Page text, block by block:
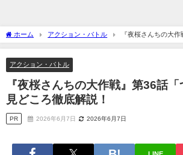
ホーム アクション・バトル
『夜桜さんちの大
美」見どころ徹底解説！
アクション・バトル
『夜桜さんちの大作戦』第36話「
見どころ徹底解説！
PR 2026年6月7日 2026年6月7日